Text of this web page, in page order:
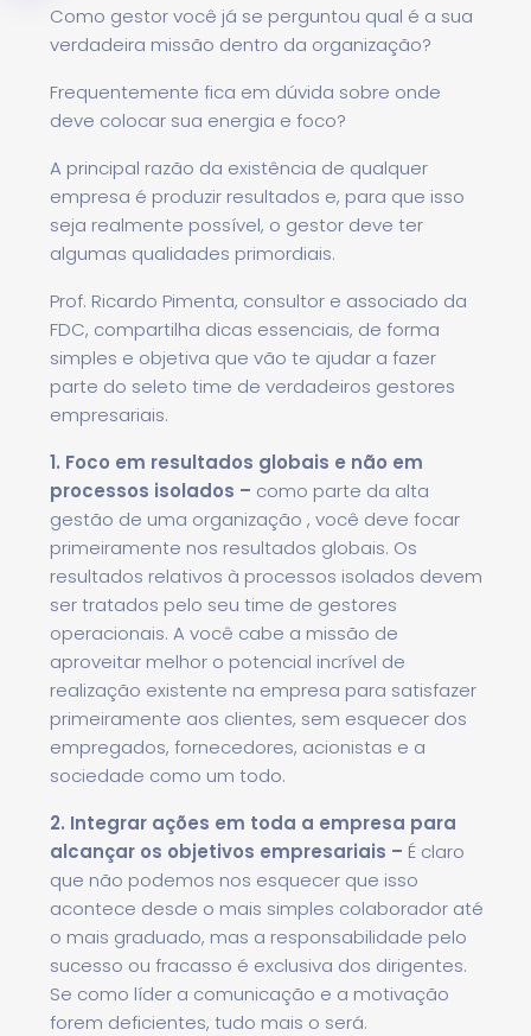
Como gestor você já se perguntou qual é a sua
verdadeira missão dentro da organização?
Frequentemente fica em dúvida sobre onde
deve colocar sua energia e foco?
A principal razão da existência de qualquer
empresa é produzir resultados e, para que isso
seja realmente possível, o gestor deve ter
algumas qualidades primordiais.
Prof. Ricardo Pimenta, consultor e associado da
FDC, compartilha dicas essenciais, de forma
simples e objetiva que vão te ajudar a fazer
parte do seleto time de verdadeiros gestores
empresariais.
1. Foco em resultados globais e não em
processos isolados – como parte da alta
gestão de uma organização , você deve focar
primeiramente nos resultados globais. Os
resultados relativos à processos isolados devem
ser tratados pelo seu time de gestores
operacionais. A você cabe a missão de
aproveitar melhor o potencial incrível de
realização existente na empresa para satisfazer
primeiramente aos clientes, sem esquecer dos
empregados, fornecedores, acionistas e a
sociedade como um todo.
2. Integrar ações em toda a empresa para
alcançar os objetivos empresariais – É claro
que não podemos nos esquecer que isso
acontece desde o mais simples colaborador até
o mais graduado, mas a responsabilidade pelo
sucesso ou fracasso é exclusiva dos dirigentes.
Se como líder a comunicação e a motivação
forem deficientes, tudo mais o será.